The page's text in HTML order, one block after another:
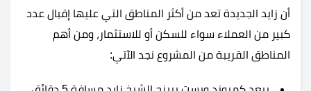
أن زايد الجديدة تعد من أكثر المناطق التي عليها إقبال عدد
كبير من العملاء سواء للسكن أو للاستثمار، ومن أهم
المناطق القريبة من المشروع نجد الآتي: